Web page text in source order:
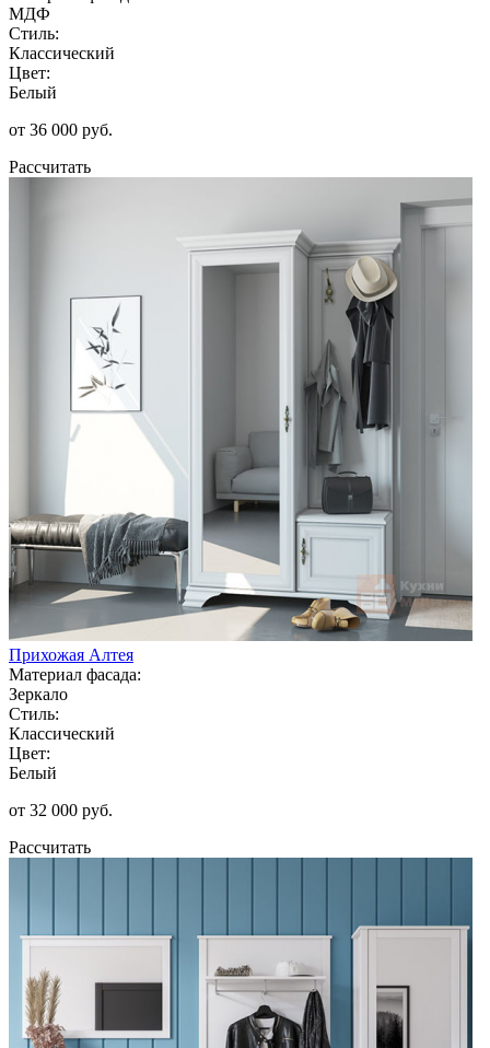
МДФ
Стиль:
Классический
Цвет:
Белый
от 36 000 руб.
Рассчитать
Прихожая Алтея
Материал фасада:
Зеркало
Стиль:
Классический
Цвет:
Белый
от 32 000 руб.
Рассчитать